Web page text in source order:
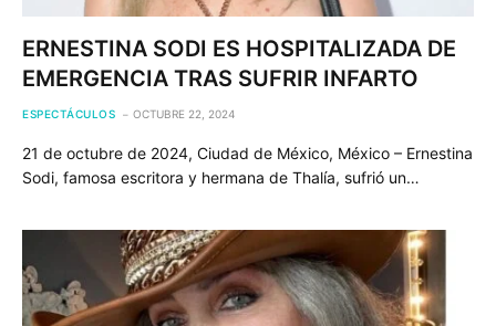
ERNESTINA SODI ES HOSPITALIZADA DE
EMERGENCIA TRAS SUFRIR INFARTO
ESPECTÁCULOS OCTUBRE 22, 2024
21 de octubre de 2024, Ciudad de México, México – Ernestina
Sodi, famosa escritora y hermana de Thalía, sufrió un…